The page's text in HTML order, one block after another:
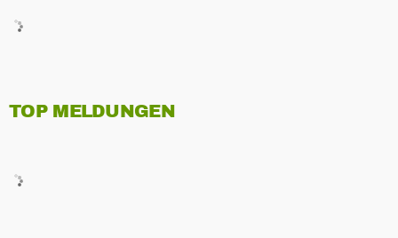
TOP MELDUNGEN